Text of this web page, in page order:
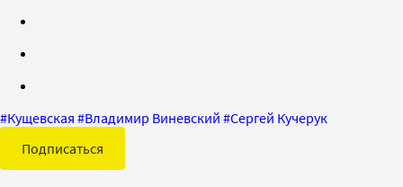
#Кущевская #Владимир Виневский #Сергей Кучерук
Подписаться